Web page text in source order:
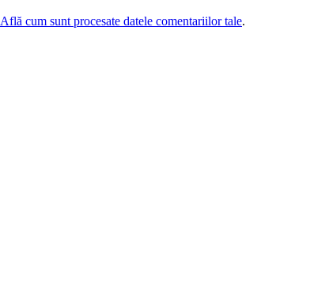
Află cum sunt procesate datele comentariilor tale.